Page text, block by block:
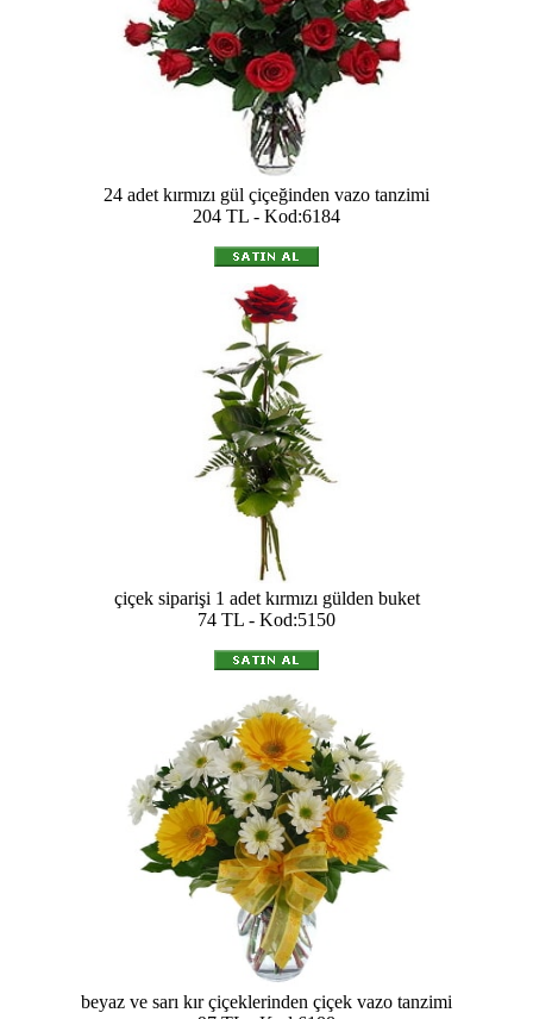
24 adet kırmızı gül çiçeğinden vazo tanzimi
204 TL - Kod:6184
çiçek siparişi 1 adet kırmızı gülden buket
74 TL - Kod:5150
beyaz ve sarı kır çiçeklerinden çiçek vazo tanzimi